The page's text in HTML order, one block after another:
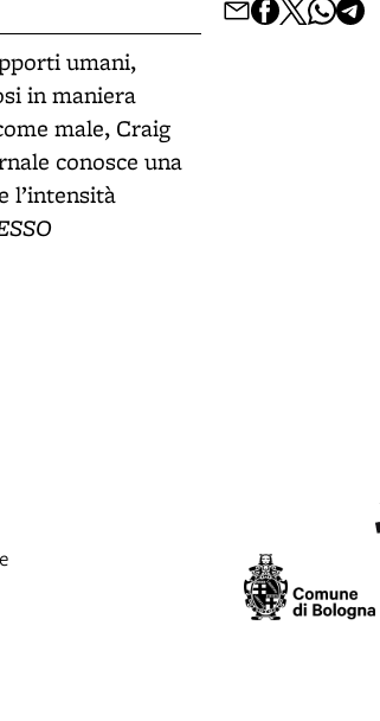
umani,
in maniera
male, Craig
conosce una
l’intensità